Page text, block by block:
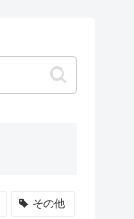
その他